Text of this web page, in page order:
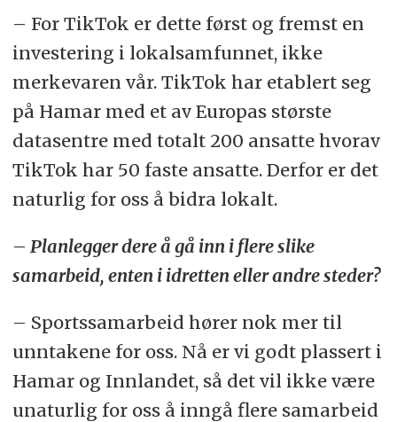
– For TikTok er dette først og fremst en
investering i lokalsamfunnet, ikke
merkevaren vår. TikTok har etablert seg
på Hamar med et av Europas største
datasentre med totalt 200 ansatte hvorav
TikTok har 50 faste ansatte. Derfor er det
naturlig for oss å bidra lokalt.
– Planlegger dere å gå inn i flere slike
samarbeid, enten i idretten eller andre steder?
– Sportssamarbeid hører nok mer til
unntakene for oss. Nå er vi godt plassert i
Hamar og Innlandet, så det vil ikke være
unaturlig for oss å inngå flere samarbeid